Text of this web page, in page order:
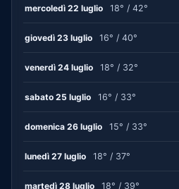
mercoledì 22 luglio 18° / 42°
giovedì 23 luglio 16° / 40°
venerdì 24 luglio 18° / 32°
sabato 25 luglio 16° / 33°
domenica 26 luglio 15° / 33°
lunedì 27 luglio 18° / 37°
martedì 28 luglio 18° / 39°